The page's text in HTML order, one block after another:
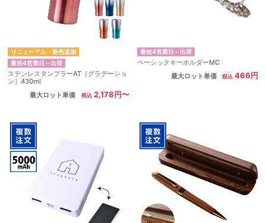
リニューアル・新色追加
最短4営業日～出荷
ステンレスタンブラーAT［グラデーショ
ン］430ml
最大ロット単価
2,178円〜
最短4営業日～出荷
ベーシックキーホルダーMC
最大ロット単価
466円